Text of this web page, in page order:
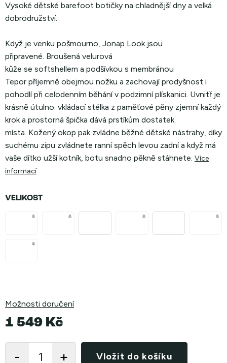
Vysoké dětské barefoot botičky na chladnější dny a velká
dobrodružství.
Když je venku pošmourno, Jonap Look jsou
připravené. Broušená velurová
kůže se softshellem a podšívkou s membránou
Tepor příjemně obejmou nožku a zachovají prodyšnost i
pohodlí při celodenním běhání v podzimní plískanici. Uvnitř je
krásně útulno: vkládací stélka z paměťové pěny zjemní každý
krok a prostorná špička dává prstíkům dostatek
místa. Kožený okop pak zvládne běžné dětské nástrahy, díky
suchému zipu zvládnete ranní spěch levou zadní a když má
vaše dítko užší kotník, botu snadno pěkně stáhnete. Více
informací
VELIKOST
Možnosti doručení
1 549 Kč
cena:
Vložit do košíku